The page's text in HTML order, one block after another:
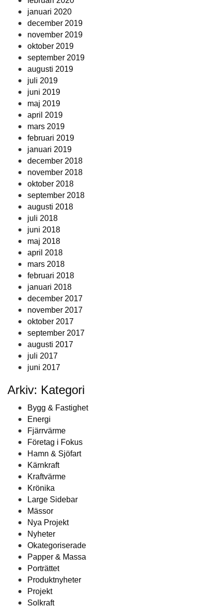
januari 2020
december 2019
november 2019
oktober 2019
september 2019
augusti 2019
juli 2019
juni 2019
maj 2019
april 2019
mars 2019
februari 2019
januari 2019
december 2018
november 2018
oktober 2018
september 2018
augusti 2018
juli 2018
juni 2018
maj 2018
april 2018
mars 2018
februari 2018
januari 2018
december 2017
november 2017
oktober 2017
september 2017
augusti 2017
juli 2017
juni 2017
Arkiv: Kategori
Bygg & Fastighet
Energi
Fjärrvärme
Företag i Fokus
Hamn & Sjöfart
Kärnkraft
Kraftvärme
Krönika
Large Sidebar
Mässor
Nya Projekt
Nyheter
Okategoriserade
Papper & Massa
Porträttet
Produktnyheter
Projekt
Solkraft